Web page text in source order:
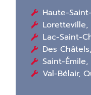
Haute-
Lac-Saint-
Des
Saint-
Val-Bélair,